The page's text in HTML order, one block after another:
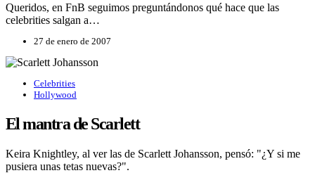
Queridos, en FnB seguimos preguntándonos qué hace que las
celebrities salgan a…
27 de enero de 2007
Celebrities
Hollywood
El mantra de Scarlett
Keira Knightley, al ver las de Scarlett Johansson, pensó: "¿Y si me
pusiera unas tetas nuevas?".